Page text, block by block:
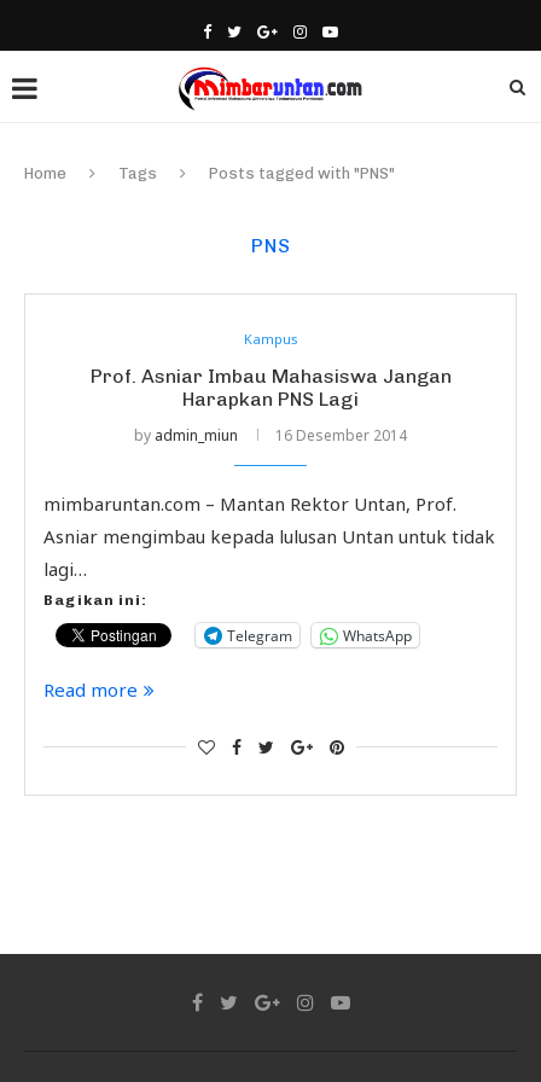
Home Tags Posts tagged with "PNS"
PNS
Kampus
Prof. Asniar Imbau Mahasiswa Jangan
Harapkan PNS Lagi
by admin_miun 16 Desember 2014
mimbaruntan.com – Mantan Rektor Untan, Prof.
Asniar mengimbau kepada lulusan Untan untuk tidak
lagi…
Bagikan ini:
Telegram WhatsApp
Read more